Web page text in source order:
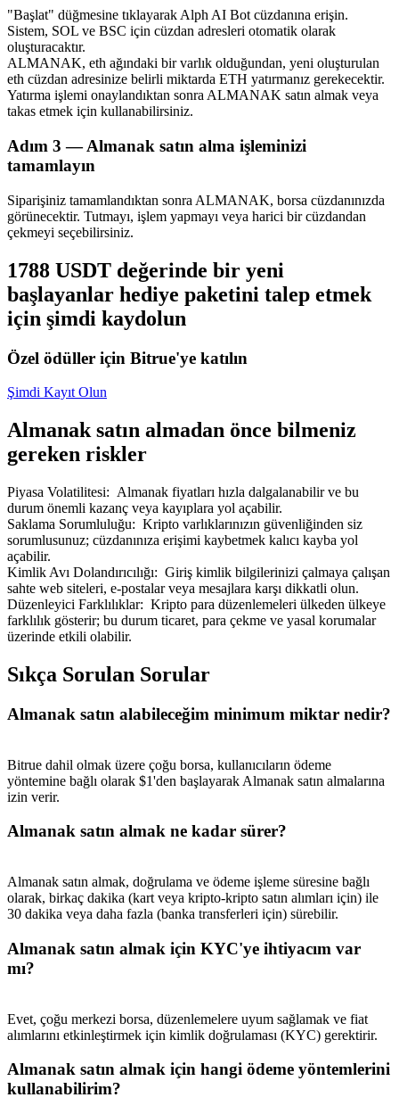
Stake Etmeyi Öğrenin
Pasif gelir kazanma hakkında bilgi edinin
Bitrue
AI
Bitrue Ortakları
Bitrue İş Ortağı
Kullanıcı başına %65'e kadar komisyon!
Yönlendirme
Arkadaşını davet et, nakit ödüller kazan
BTC Welcome Rewards
BTC Welcome Rewards
Deposit & Trade BTC to Share 25000 USDT prize pool!
Share 500000 CASHCAT prize pool
"Başlat" düğmesine tıklayarak Alph AI Bot cüzdanına erişin.
Sistem, SOL ve BSC için cüzdan adresleri otomatik olarak
oluşturacaktır.
ALMANAK, eth ağındaki bir varlık olduğundan, yeni oluşturulan
eth cüzdan adresinize belirli miktarda ETH yatırmanız gerekecektir.
Yatırma işlemi onaylandıktan sonra ALMANAK satın almak veya
takas etmek için kullanabilirsiniz.
Adım 3 —Almanak satın alma işleminizi
tamamlayın
Siparişiniz tamamlandıktan sonra ALMANAK, borsa cüzdanınızda
görünecektir. Tutmayı, işlem yapmayı veya harici bir cüzdandan
çekmeyi seçebilirsiniz.
1788 USDT değerinde bir yeni
başlayanlar hediye paketini talep etmek
için şimdi kaydolun
Özel ödüller için Bitrue'ye katılın
Şimdi Kayıt Olun
Almanak satın almadan önce bilmeniz
gereken riskler
Piyasa Volatilitesi: Almanak fiyatları hızla dalgalanabilir ve bu
durum önemli kazanç veya kayıplara yol açabilir.
Saklama Sorumluluğu: Kripto varlıklarınızın güvenliğinden siz
sorumlusunuz; cüzdanınıza erişimi kaybetmek kalıcı kayba yol
açabilir.
Kimlik Avı Dolandırıcılığı: Giriş kimlik bilgilerinizi çalmaya çalışan
sahte web siteleri, e-postalar veya mesajlara karşı dikkatli olun.
Düzenleyici Farklılıklar: Kripto para düzenlemeleri ülkeden ülkeye
farklılık gösterir; bu durum ticaret, para çekme ve yasal korumalar
üzerinde etkili olabilir.
Sıkça Sorulan Sorular
Almanak satın alabileceğim minimum miktar nedir?
Bitrue dahil olmak üzere çoğu borsa, kullanıcıların ödeme
yöntemine bağlı olarak $1'den başlayarak Almanak satın almalarına
izin verir.
Almanak satın almak ne kadar sürer?
Almanak satın almak, doğrulama ve ödeme işleme süresine bağlı
olarak, birkaç dakika (kart veya kripto-kripto satın alımları için) ile
30 dakika veya daha fazla (banka transferleri için) sürebilir.
Almanak satın almak için KYC'ye ihtiyacım var
mı?
Evet, çoğu merkezi borsa, düzenlemelere uyum sağlamak ve fiat
alımlarını etkinleştirmek için kimlik doğrulaması (KYC) gerektirir.
Almanak satın almak için hangi ödeme yöntemlerini
kullanabilirim?